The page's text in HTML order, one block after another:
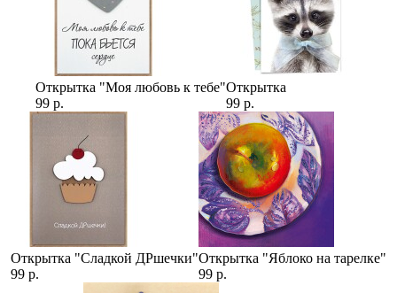
Открытка "Моя любовь к тебе"
99 р.
Открытка
99 р.
Открытка "Сладкой ДРшечки"
99 р.
Открытка "Яблоко на тарелке"
99 р.